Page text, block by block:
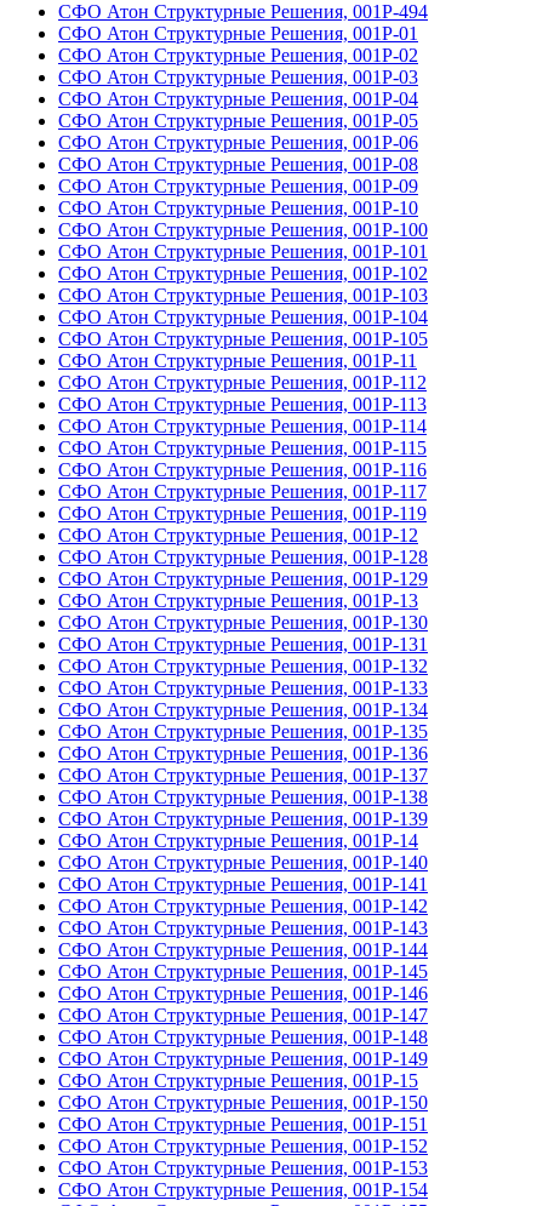
СФО Атон Структурные Решения, 001P-494
СФО Атон Структурные Решения, 001Р-01
СФО Атон Структурные Решения, 001Р-02
СФО Атон Структурные Решения, 001Р-03
СФО Атон Структурные Решения, 001Р-04
СФО Атон Структурные Решения, 001Р-05
СФО Атон Структурные Решения, 001Р-06
СФО Атон Структурные Решения, 001Р-08
СФО Атон Структурные Решения, 001Р-09
СФО Атон Структурные Решения, 001Р-10
СФО Атон Структурные Решения, 001Р-100
СФО Атон Структурные Решения, 001Р-101
СФО Атон Структурные Решения, 001Р-102
СФО Атон Структурные Решения, 001Р-103
СФО Атон Структурные Решения, 001Р-104
СФО Атон Структурные Решения, 001Р-105
СФО Атон Структурные Решения, 001Р-11
СФО Атон Структурные Решения, 001Р-112
СФО Атон Структурные Решения, 001Р-113
СФО Атон Структурные Решения, 001Р-114
СФО Атон Структурные Решения, 001Р-115
СФО Атон Структурные Решения, 001Р-116
СФО Атон Структурные Решения, 001Р-117
СФО Атон Структурные Решения, 001Р-119
СФО Атон Структурные Решения, 001Р-12
СФО Атон Структурные Решения, 001Р-128
СФО Атон Структурные Решения, 001Р-129
СФО Атон Структурные Решения, 001Р-13
СФО Атон Структурные Решения, 001Р-130
СФО Атон Структурные Решения, 001Р-131
СФО Атон Структурные Решения, 001Р-132
СФО Атон Структурные Решения, 001Р-133
СФО Атон Структурные Решения, 001Р-134
СФО Атон Структурные Решения, 001Р-135
СФО Атон Структурные Решения, 001Р-136
СФО Атон Структурные Решения, 001Р-137
СФО Атон Структурные Решения, 001Р-138
СФО Атон Структурные Решения, 001Р-139
СФО Атон Структурные Решения, 001Р-14
СФО Атон Структурные Решения, 001Р-140
СФО Атон Структурные Решения, 001Р-141
СФО Атон Структурные Решения, 001Р-142
СФО Атон Структурные Решения, 001Р-143
СФО Атон Структурные Решения, 001Р-144
СФО Атон Структурные Решения, 001Р-145
СФО Атон Структурные Решения, 001Р-146
СФО Атон Структурные Решения, 001Р-147
СФО Атон Структурные Решения, 001Р-148
СФО Атон Структурные Решения, 001Р-149
СФО Атон Структурные Решения, 001Р-15
СФО Атон Структурные Решения, 001Р-150
СФО Атон Структурные Решения, 001Р-151
СФО Атон Структурные Решения, 001Р-152
СФО Атон Структурные Решения, 001Р-153
СФО Атон Структурные Решения, 001Р-154